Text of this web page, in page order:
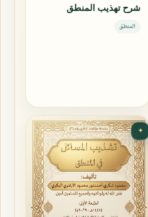
شرح تهذيب المنطق
المنطق
✦